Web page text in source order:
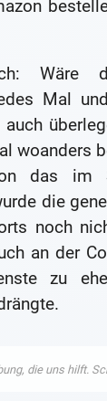
Wäre
Mal
woanders
das im
die
noch
an der
zu